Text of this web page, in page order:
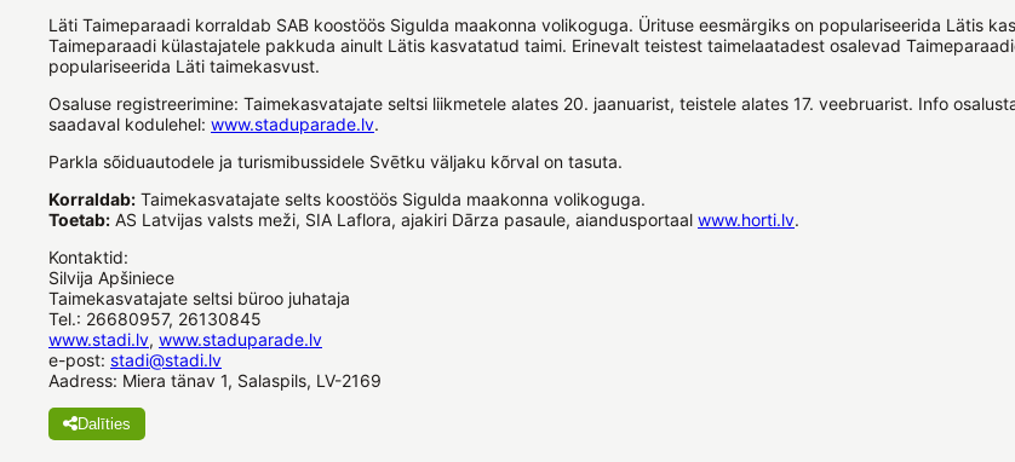
Läti Taimeparaadi korraldab SAB koostöös Sigulda maakonna volikoguga. Ürituse eesmärgiks on populariseerida Lätis
Taimeparaadi külastajatele pakkuda ainult Lätis kasvatatud taimi. Erinevalt teistest taimelaatadest osalevad
populariseerida Läti taimekasvust.
Osaluse registreerimine: Taimekasvatajate seltsi liikmetele alates 20. jaanuarist, teistele alates 17. veebruarist. Info
saadaval kodulehel: www.staduparade.lv.
Parkla sõiduautodele ja turismibussidele Svētku väljaku kõrval on tasuta.
Korraldab: Taimekasvatajate selts koostöös Sigulda maakonna volikoguga.
Toetab: AS Latvijas valsts meži, SIA Laflora, ajakiri Dārza pasaule, aiandusportaal www.horti.lv.
Kontaktid:
Silvija Apšiniece
Taimekasvatajate seltsi büroo juhataja
Tel.: 26680957, 26130845
www.stadi.lv, www.staduparade.lv
e-post: stadi@stadi.lv
Aadress: Miera tänav 1, Salaspils, LV-2169
Dalīties